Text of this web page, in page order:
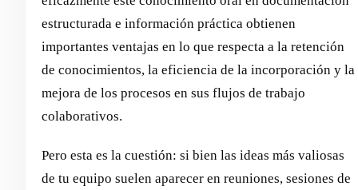
estructurada e información práctica obtienen
importantes ventajas en lo que respecta a la retención
de conocimientos, la eficiencia de la incorporación y la
mejora de los procesos en sus flujos de trabajo
colaborativos.
Pero esta es la cuestión: si bien las ideas más valiosas
de tu equipo suelen aparecer en reuniones, sesiones de